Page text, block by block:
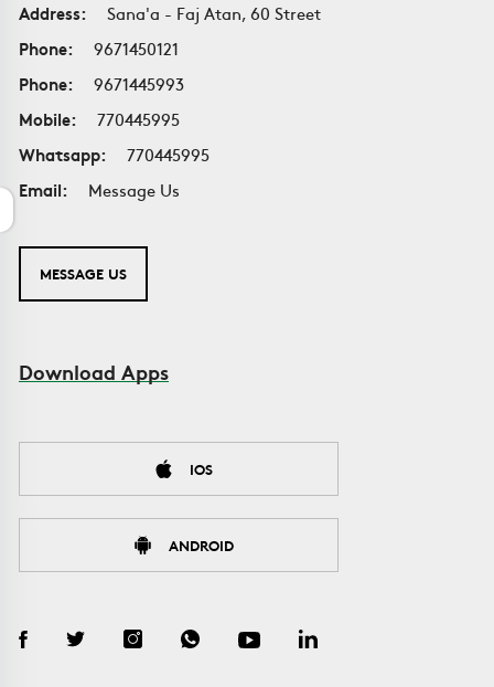
Address:
Sana'a - Faj Atan, 60 Street
Phone:
9671450121
Phone:
9671445993
Mobile:
770445995
Whatsapp:
770445995
Email:
Message Us
MESSAGE US
Download Apps
IOS
ANDROID